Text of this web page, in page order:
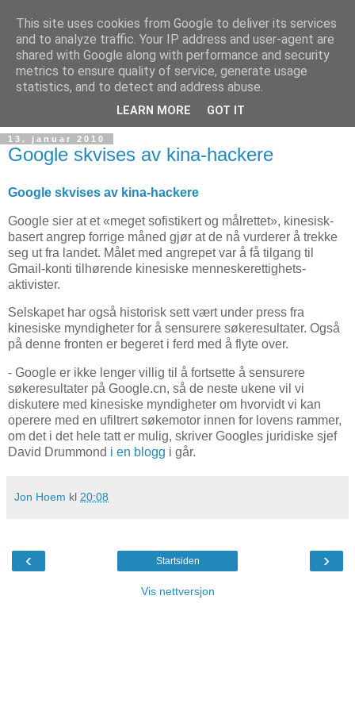
Teknologinyheter
13. januar 2010
Google skvises av kina-hackere
Google skvises av kina-hackere
Google sier at et «meget sofistikert og målrettet», kinesisk-
basert angrep forrige måned gjør at de nå vurderer å trekke
seg ut fra landet. Målet med angrepet var å få tilgang til
Gmail-konti tilhørende kinesiske menneskerettighets-
aktivister.
Selskapet har også historisk sett vært under press fra
kinesiske myndigheter for å sensurere søkeresultater. Også
på denne fronten er begeret i ferd med å flyte over.
- Google er ikke lenger villig til å fortsette å sensurere
søkeresultater på Google.cn, så de neste ukene vil vi
diskutere med kinesiske myndigheter om hvorvidt vi kan
operere med en ufiltrert søkemotor innen for lovens rammer,
om det i det hele tatt er mulig, skriver Googles juridiske sjef
David Drummond i en blogg i går.
Jon Hoem kl 20:08
‹ ›
Startsiden
Vis nettversjon
This site uses cookies from Google to deliver its services
and to analyze traffic. Your IP address and user-agent are
shared with Google along with performance and security
metrics to ensure quality of service, generate usage
statistics, and to detect and address abuse.
LEARN MORE GOT IT